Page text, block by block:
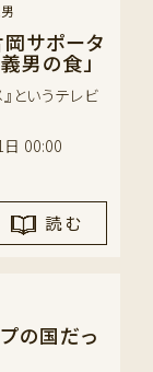
サポータ
男の食」
というテレビ
00:00
読 む
の国だっ